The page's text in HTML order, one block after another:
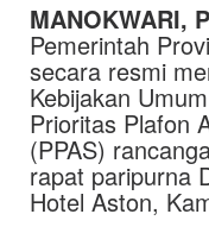
MANOKWARI,
Pemerintah
secara resmi
Kebijakan
Prioritas Plafon
(PPAS)
rapat paripurna
Hotel Aston,